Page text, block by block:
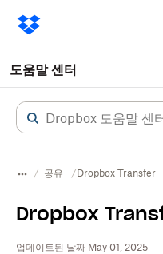
도움말 센터
공유 Dropbox Transfer
Dropbox
업데이트된 날짜 May 01, 2025